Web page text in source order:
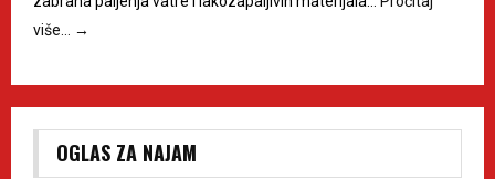
više… →
OGLAS ZA NAJAM